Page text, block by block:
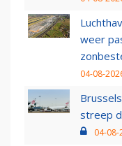
weer
04-08-
streep
04-08-